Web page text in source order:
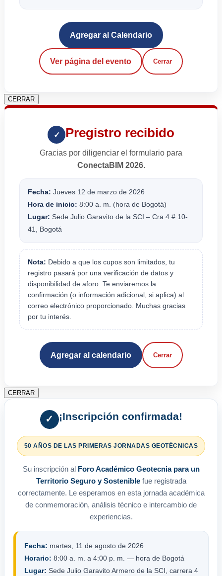
Agregar al Calendario
Ver página del evento Cerrar
CERRAR
✓ Pregistro recibido
Gracias por diligenciar el formulario para
ConectaBIM 2026.
Fecha: Jueves 12 de marzo de 2026
Hora de inicio: 8:00 a. m. (hora de Bogotá)
Lugar: Sede Julio Garavito de la SCI – Cra 4 # 10-
41, Bogotá
Nota: Debido a que los cupos son limitados, tu
registro pasará por una verificación de datos y
disponibilidad de aforo. Te enviaremos la
confirmación (o información adicional, si aplica) al
correo electrónico proporcionado. Muchas gracias
por tu interés.
Agregar al calendario Cerrar
CERRAR
✓ ¡Inscripción confirmada!
50 AÑOS DE LAS PRIMERAS JORNADAS GEOTÉCNICAS
Su inscripción al Foro Académico Geotecnia para un
Territorio Seguro y Sosteniblefue registrada
correctamente. Le esperamos en esta jornada académica
de conmemoración, análisis técnico e intercambio de
experiencias.
Fecha: martes, 11 de agosto de 2026
Horario: 8:00 a. m. a 4:00 p. m. — hora de Bogotá
Lugar: Sede Julio Garavito Armero de la SCI, carrera 4